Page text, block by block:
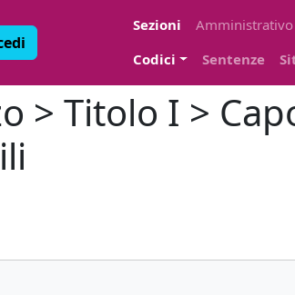
Sezioni
Amministrativo
Codici
Sentenze
> Titolo I >